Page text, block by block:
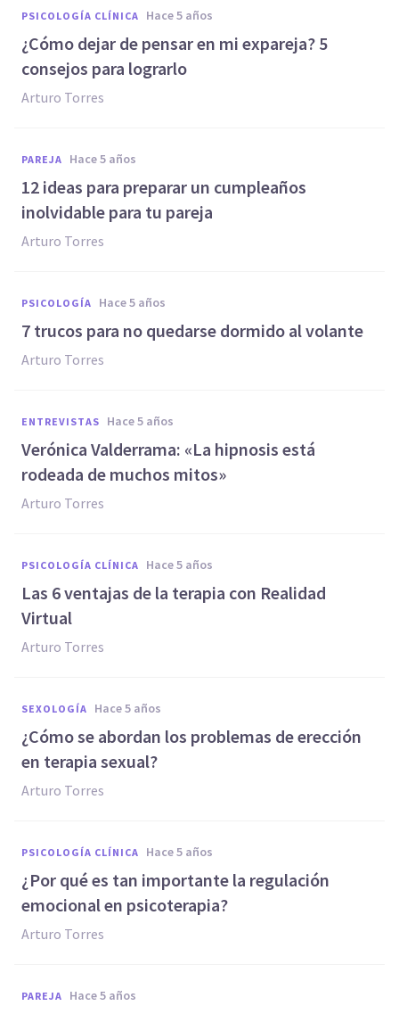
PSICOLOGÍA CLÍNICA hace 5 años
¿Cómo dejar de pensar en mi expareja? 5
consejos para lograrlo
Arturo Torres
PAREJA hace 5 años
12 ideas para preparar un cumpleaños
inolvidable para tu pareja
Arturo Torres
PSICOLOGÍA hace 5 años
7 trucos para no quedarse dormido al volante
Arturo Torres
ENTREVISTAS hace 5 años
Verónica Valderrama: «La hipnosis está
rodeada de muchos mitos»
Arturo Torres
PSICOLOGÍA CLÍNICA hace 5 años
Las 6 ventajas de la terapia con Realidad
Virtual
Arturo Torres
SEXOLOGÍA hace 5 años
¿Cómo se abordan los problemas de erección
en terapia sexual?
Arturo Torres
PSICOLOGÍA CLÍNICA hace 5 años
¿Por qué es tan importante la regulación
emocional en psicoterapia?
Arturo Torres
PAREJA hace 5 años